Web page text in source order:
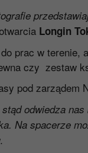
Longin
prac w terenie,
czy zestaw
pod zarządem
odwiedza
Na spacerze